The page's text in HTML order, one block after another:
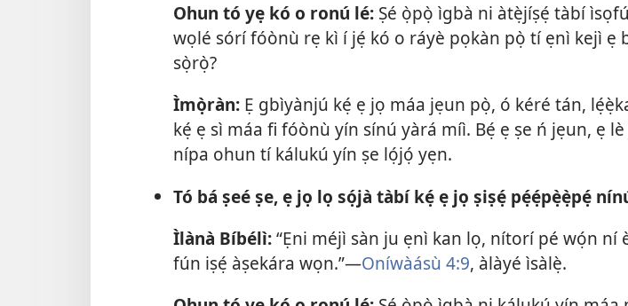
Ohun tó yẹ kó o ronú lé:Ṣé ọ̀pọ̀ ìgbà ni àtẹ̀jíṣẹ́ tàbí
wọlé sórí fóònù rẹ kì í jẹ́ kó o ráyè pọkàn pọ̀ tí ẹnì kejì ẹ
sọ̀rọ̀?
Ìmọ̀ràn:Ẹ gbìyànjú kẹ́ ẹ jọ máa jẹun pọ̀, ó kéré tán,
kẹ́ ẹ sì máa fi fóònù yín sínú yàrá míì. Bẹ́ ẹ ṣe ń jẹun, ẹ
nípa ohun tí kálukú yín ṣe lọ́jọ́ yẹn.
Tó bá ṣeé ṣe, ẹ jọ lọ sọ́jà tàbí kẹ́ ẹ jọ ṣiṣẹ́ pẹ́ẹ́pẹ̀ẹ̀pẹ́
Ìlànà Bíbélì:“Ẹni méjì sàn ju ẹnì kan lọ, nítorí pé wọ́n ní
fún iṣẹ́ àṣekára wọn.”—Oníwàásù 4:9, àlàyé ìsàlẹ̀.